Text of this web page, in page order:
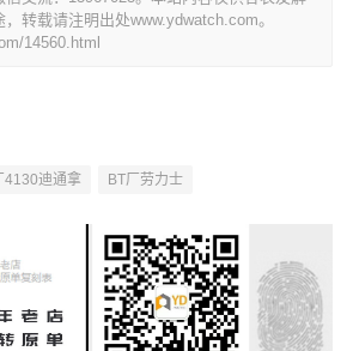
转载请注明出处www.ydwatch.com。
14560.html
4130迪通拿 BT厂劳力士